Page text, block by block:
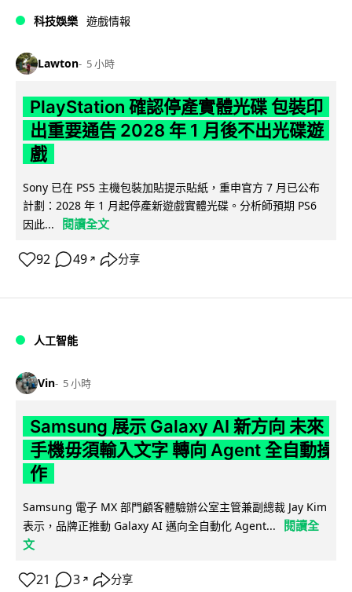
科技娛樂 遊戲情報
Lawton 5 小時
PlayStation 確認停產實體光碟 包裝印
出重要通告 2028 年 1 月後不出光碟遊
戲
Sony 已在 PS5 主機包裝加貼提示貼紙，重申官方 7 月已公布
計劃：2028 年 1 月起停產新遊戲實體光碟。分析師預期 PS6
因此...
閱讀全文
92 49 ↗ 分享
人工智能
Vin 5 小時
Samsung 展示 Galaxy AI 新方向 未來
手機毋須輸入文字 轉向 Agent 全自動操
作
Samsung 電子 MX 部門顧客體驗辦公室主管兼副總裁 Jay Kim
表示，品牌正推動 Galaxy AI 邁向全自動化 Agent...
閱讀全
文
21 3 ↗ 分享